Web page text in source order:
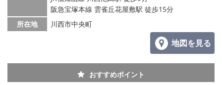
阪急宝塚本線 雲雀丘花屋敷駅 徒歩15分
所在地
川西市中央町
地図を見る
おすすめポイント